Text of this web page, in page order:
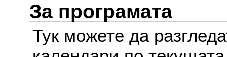
За програмата
Тук можете да